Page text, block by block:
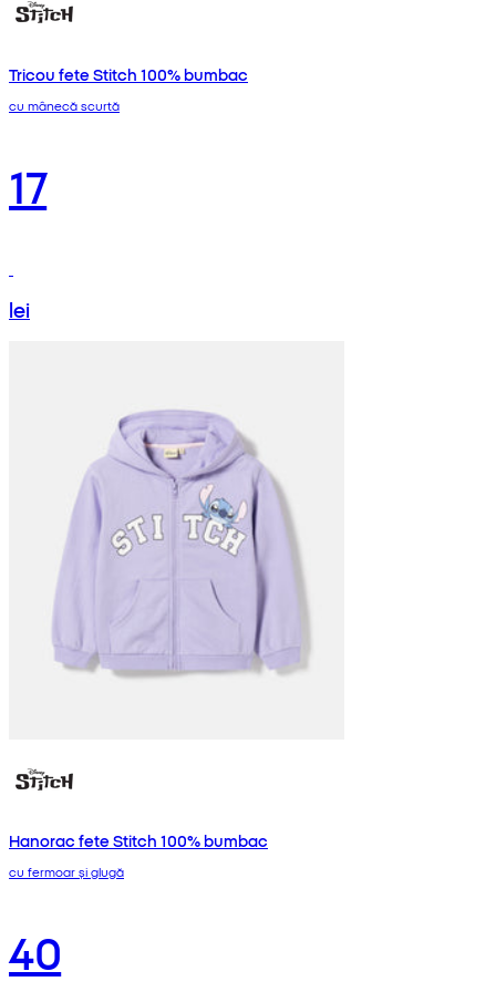
Tricou fete Stitch 100% bumbac
cu mânecă scurtă
17
lei
Hanorac fete Stitch 100% bumbac
cu fermoar și glugă
40